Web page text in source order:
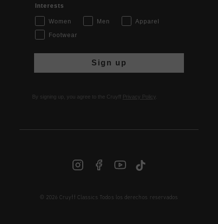
Interests
Women Men
Apparel
Footwear
Sign up
By signing up, you agree to the Cruyff Privacy Policy
© 2026 Cruyff Classics Todos los derechos reservados